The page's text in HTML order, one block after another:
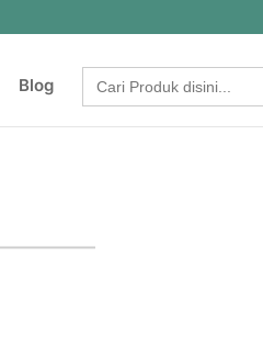
Blog
Search
for: